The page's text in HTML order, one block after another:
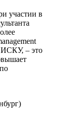
участии в
– это